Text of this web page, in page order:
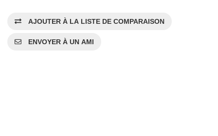
AJOUTER À LA LISTE DE COMPARAISON
ENVOYER À UN AMI